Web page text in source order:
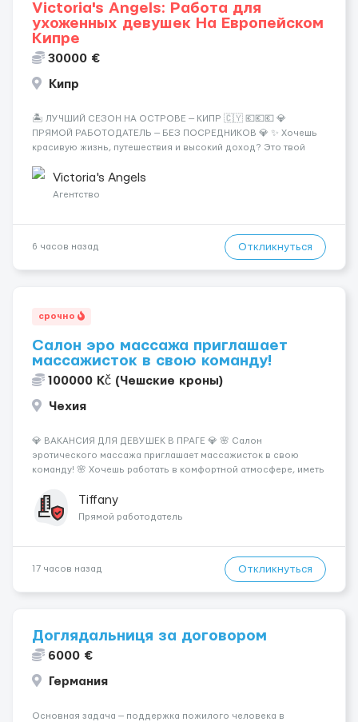
Victoria's Angels: Работа для
ухоженных девушек На Европейском
Кипре
30000 €
Кипр
🏝️ ЛУЧШИЙ СЕЗОН НА ОСТРОВЕ — КИПР 🇨🇾 💶💶💶 💎
ПРЯМОЙ РАБОТОДАТЕЛЬ — БЕЗ ПОСРЕДНИКОВ 💎 ✨ Хочешь
красивую жизнь, путешествия и высокий доход? Это твой
Опытная команда с годами практики — Стабильный поток
клиентов (без ...
Victoria's Angels
Агентство
6 часов назад Откликнуться
срочно
Салон эро массажа приглашает
массажисток в свою команду!
100000 Kč (Чешские кроны)
Чехия
💎 ВАКАНСИЯ ДЛЯ ДЕВУШЕК В ПРАГЕ 💎 🌸 Салон
эротического массажа приглашает массажисток в свою
команду! 🌸 Хочешь работать в комфортной атмосфере, иметь
Тогда мы ждём именно тебя! 💆‍♀️✨ 💰 ЧТО МЫ ПРЕДЛАГАЕМ: 🔥
Доход от 4 000 €...
Tiffany
Прямой работодатель
17 часов назад Откликнуться
Доглядальниця за договором
6000 €
Германия
Основная задача — поддержка пожилого человека в